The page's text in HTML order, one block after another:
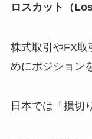
ロスカット（
株式取引やFX取
めにポジション
日本では「損切